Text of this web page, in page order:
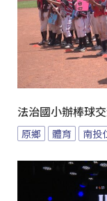
法治國小辦棒球
原鄉 體育 南投